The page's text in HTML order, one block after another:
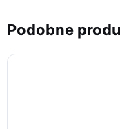
Podobne